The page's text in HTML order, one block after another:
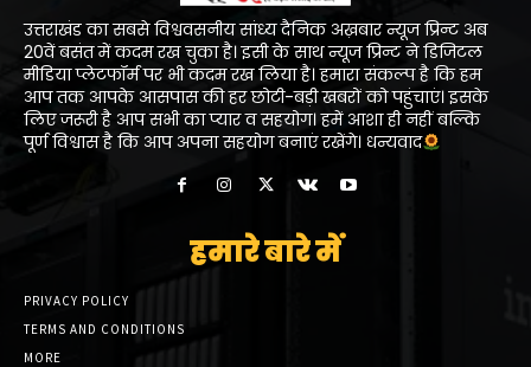
उत्तराखंड का सबसे विश्ववसनीय सांध्य दैनिक अख़बार न्यूज प्रिन्ट अब
20वें बसंत में कदम रख चुका है। इसी के साथ न्यूज प्रिन्ट ने डिजिटल
मीडिया प्लेटफॉर्म पर भी कदम रख लिया है। हमारा संकल्प है कि हम
आप तक आपके आसपास की हर छोटी-बड़ी खबरों को पहुंचाएं। इसके
लिए जरूरी है आप सभी का प्यार व सहयोग। हमें आशा ही नहीं बल्कि
पूर्ण विश्वास है कि आप अपना सहयोग बनाएं रखेंगे। धन्यवाद
हमारे बारे में
PRIVACY POLICY
TERMS AND CONDITIONS
MORE